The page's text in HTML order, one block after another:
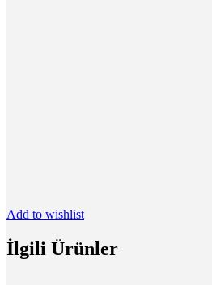
Add to wishlist
İlgili Ürünler